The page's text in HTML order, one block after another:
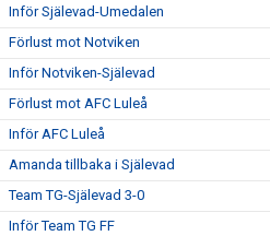
Inför Själevad-Umedalen
Förlust mot Notviken
Inför Notviken-Själevad
Förlust mot AFC Luleå
Inför AFC Luleå
Amanda tillbaka i Själevad
Team TG-Själevad 3-0
Inför Team TG FF